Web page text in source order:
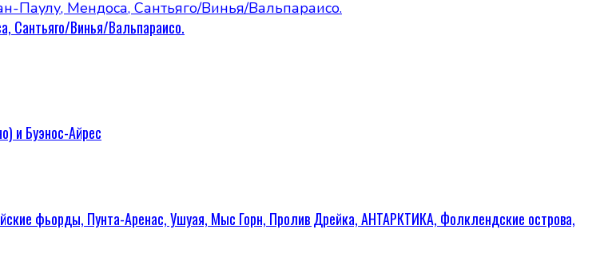
Сантьяго/Винья/Вальпараисо.
и Буэнос-Айрес
фьорды, Пунта-Аренас, Ушуая, Мыс Горн, Пролив Дрейка, АНТАРКТИКА, Фолклендские острова,